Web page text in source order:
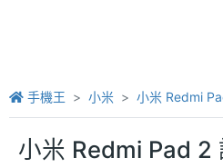
手機王 小米 小米 Redmi
小米 Redmi Pad 2